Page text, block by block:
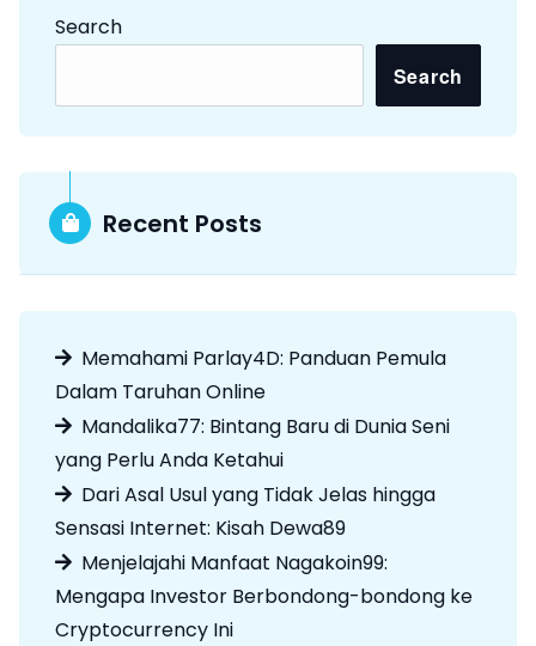
s
v
g
a
t
i
o
n
Search
Search
Recent Posts
Memahami Parlay4D: Panduan Pemula
Dalam Taruhan Online
Mandalika77: Bintang Baru di Dunia Seni
yang Perlu Anda Ketahui
Dari Asal Usul yang Tidak Jelas hingga
Sensasi Internet: Kisah Dewa89
Menjelajahi Manfaat Nagakoin99:
Mengapa Investor Berbondong-bondong ke
Cryptocurrency Ini